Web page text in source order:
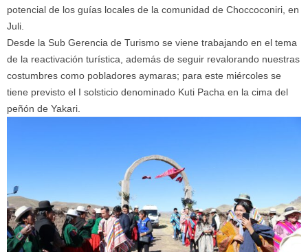
potencial de los guías locales de la comunidad de Choccoconiri, en
Juli.
Desde la Sub Gerencia de Turismo se viene trabajando en el tema
de la reactivación turística, además de seguir revalorando nuestras
costumbres como pobladores aymaras; para este miércoles se
tiene previsto el I solsticio denominado Kuti Pacha en la cima del
peñón de Yakari.